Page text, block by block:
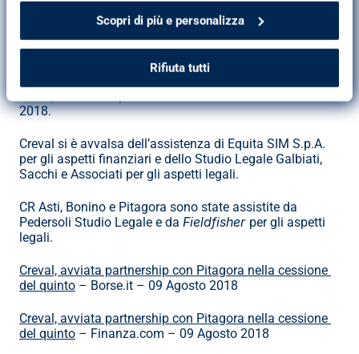
Scopri di più e personalizza
Rifiuta tutti
capacità di generazione di commissioni.
Subordinatamente al completamento delle usuali attività
e alla definizione di accordi finali alla
2018.
Creval si è avvalsa dell’assistenza di Equita SIM S.p.A.
per gli aspetti finanziari e dello Studio Legale Galbiati,
Sacchi e Associati per gli aspetti legali.
CR Asti, Bonino e Pitagora sono state assistite da
Pedersoli Studio Legale e da Fieldfisher per gli aspetti
legali.
Creval, avviata partnership con Pitagora nella cessione
del quinto – Borse.it – 09 Agosto 2018
Creval, avviata partnership con Pitagora nella cessione
del quinto – Finanza.com – 09 Agosto 2018